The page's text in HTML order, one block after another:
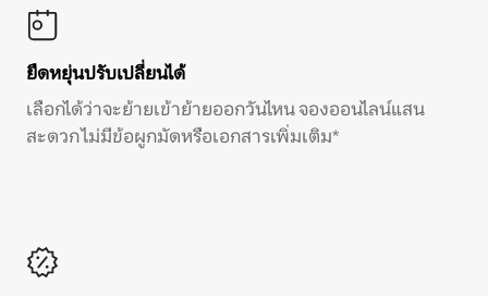
ยืดหยุ่นปรับเปลี่ยนได้
เลือกได้ว่าจะย้ายเข้าย้ายออกวันไหน จองออนไลน์แสน
สะดวก ไม่มีข้อผูกมัดหรือเอกสารเพิ่มเติม*